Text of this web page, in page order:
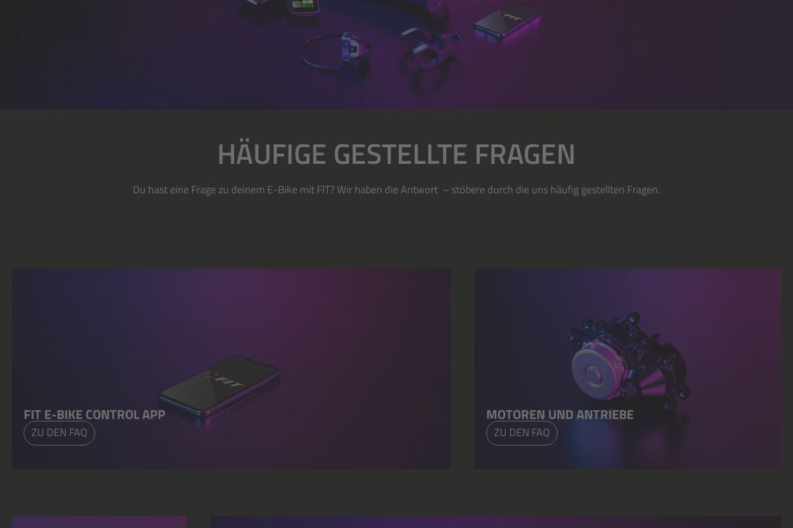
HÄUFIGE GESTELLTE FRAGEN
Du hast eine Frage zu deinem E-Bike mit FIT? Wir haben die Antwort – stöbere durch die uns häufig gestellten Fragen.
FIT E-BIKE CONTROL APP
ZU DEN FAQ
MOTOREN UND ANTRIEBE
ZU DEN FAQ